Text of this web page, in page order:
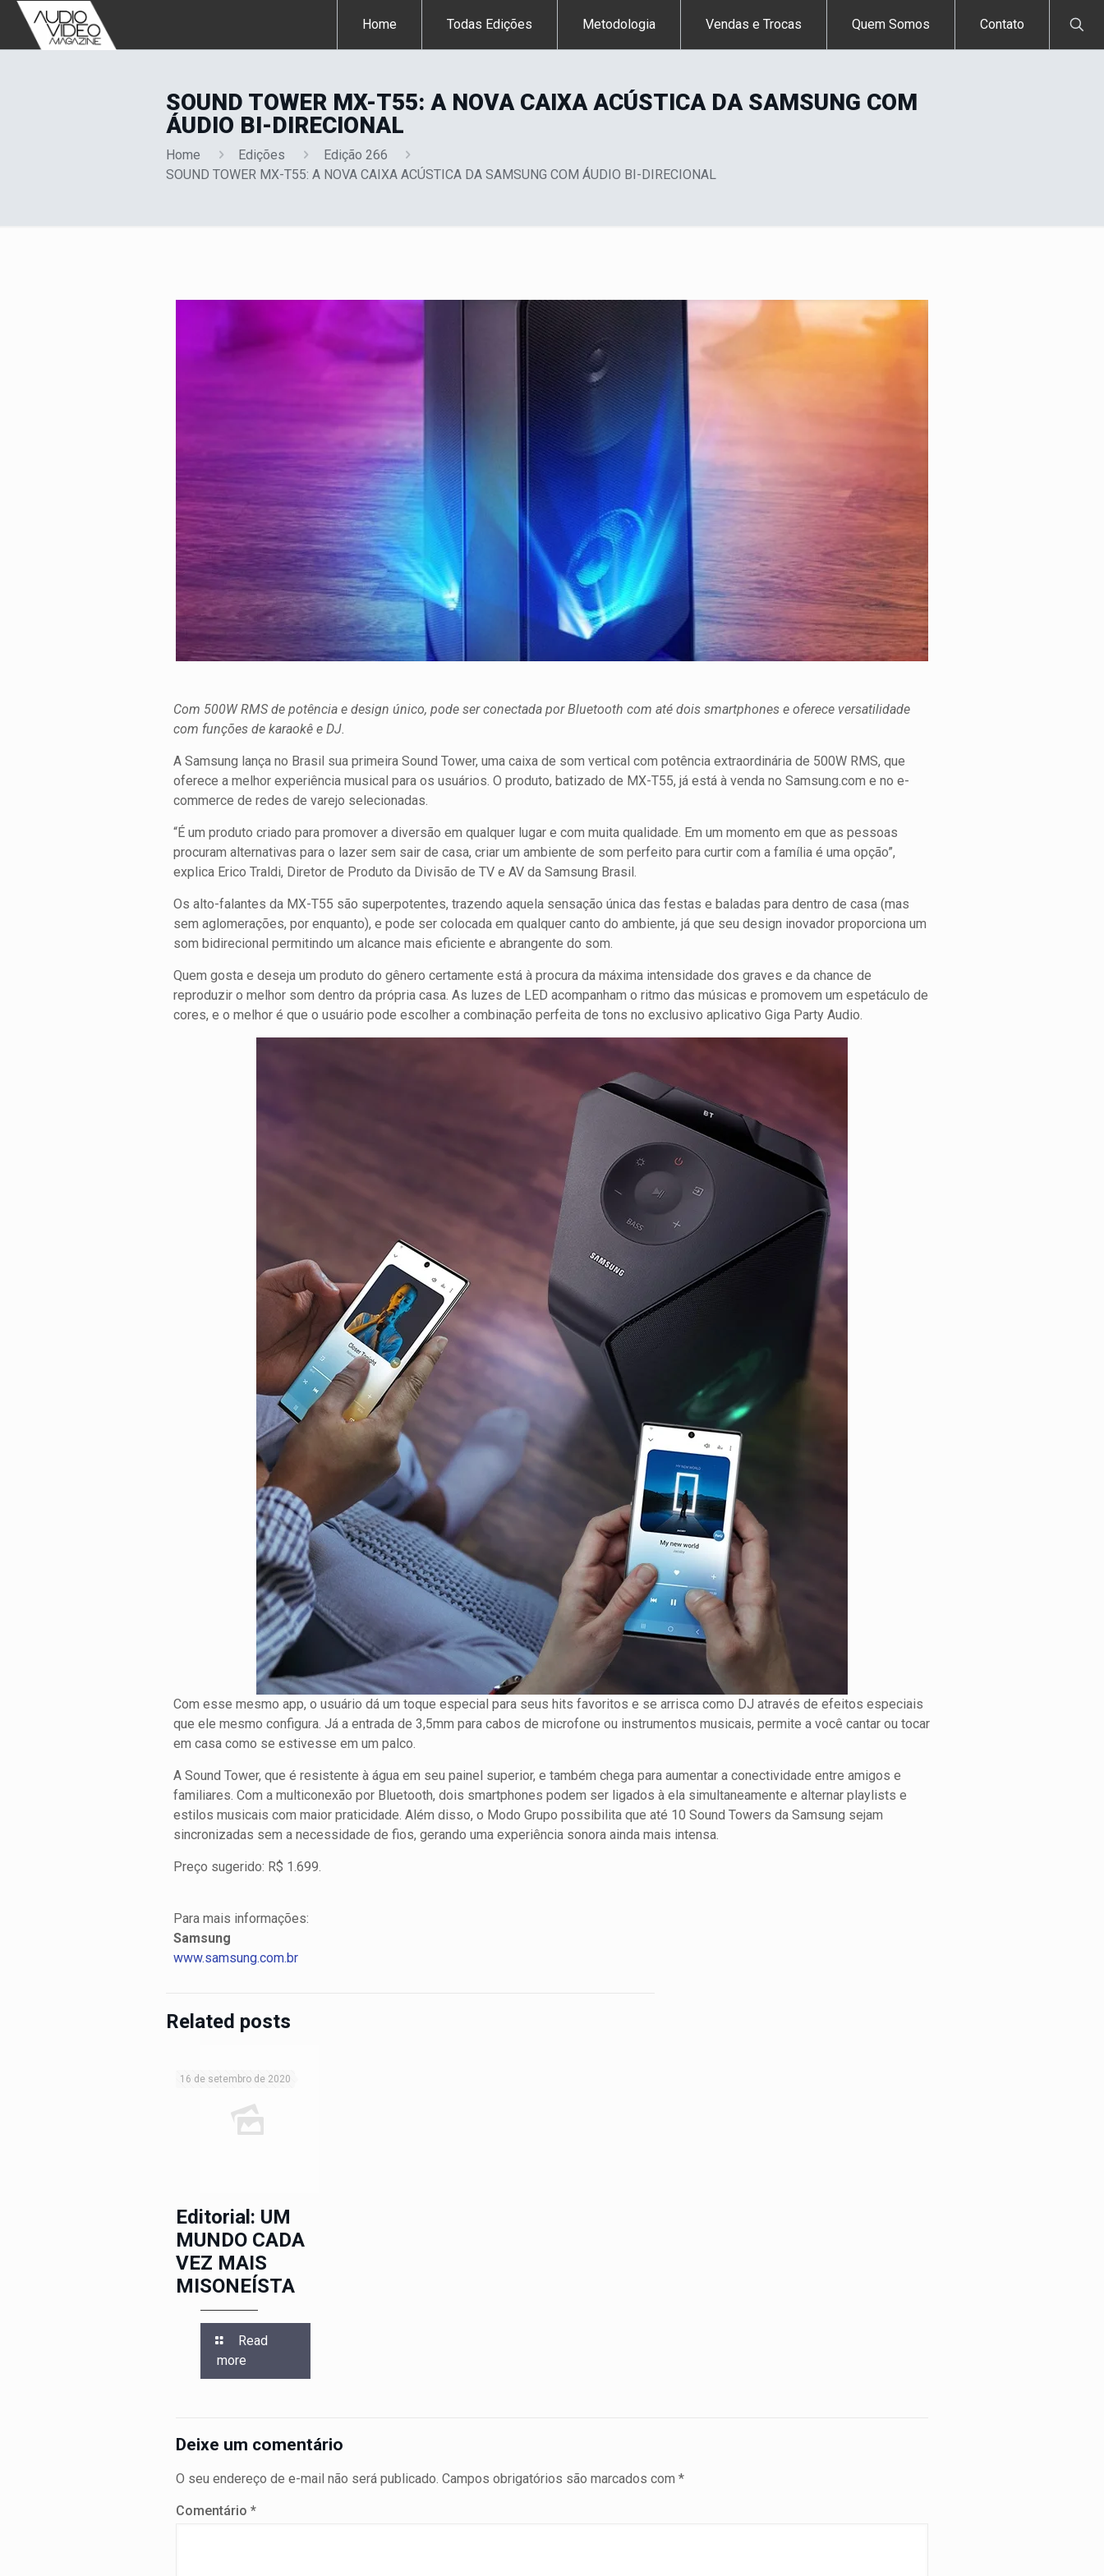
Home Todas Edições Metodologia Vendas e Trocas Quem Somos Contato
SOUND TOWER MX-T55: A NOVA CAIXA ACÚSTICA DA SAMSUNG COM
ÁUDIO BI-DIRECIONAL
Home Edições
Edição 266
SOUND TOWER MX-T55: A NOVA CAIXA ACÚSTICA DA SAMSUNG COM ÁUDIO BI-DIRECIONAL
Com 500W RMS de potência e design único, pode ser conectada por Bluetooth com até dois smartphones e oferece versatilidade
com funções de karaokê e DJ.
A Samsung lança no Brasil sua primeira Sound Tower, uma caixa de som vertical com potência extraordinária de 500W RMS, que
oferece a melhor experiência musical para os usuários. O produto, batizado de MX-T55, já está à venda no Samsung.com e no e-
commerce de redes de varejo selecionadas.
“É um produto criado para promover a diversão em qualquer lugar e com muita qualidade. Em um momento em que as pessoas
procuram alternativas para o lazer sem sair de casa, criar um ambiente de som perfeito para curtir com a família é uma opção”,
explica Erico Traldi, Diretor de Produto da Divisão de TV e AV da Samsung Brasil.
Os alto-falantes da MX-T55 são superpotentes, trazendo aquela sensação única das festas e baladas para dentro de casa (mas
sem aglomerações, por enquanto), e pode ser colocada em qualquer canto do ambiente, já que seu design inovador proporciona um
som bidirecional permitindo um alcance mais eficiente e abrangente do som.
Quem gosta e deseja um produto do gênero certamente está à procura da máxima intensidade dos graves e da chance de
reproduzir o melhor som dentro da própria casa. As luzes de LED acompanham o ritmo das músicas e promovem um espetáculo de
cores, e o melhor é que o usuário pode escolher a combinação perfeita de tons no exclusivo aplicativo Giga Party Audio.
Com esse mesmo app, o usuário dá um toque especial para seus hits favoritos e se arrisca como DJ através de efeitos especiais
que ele mesmo configura. Já a entrada de 3,5mm para cabos de microfone ou instrumentos musicais, permite a você cantar ou tocar
em casa como se estivesse em um palco.
A Sound Tower, que é resistente à água em seu painel superior, e também chega para aumentar a conectividade entre amigos e
familiares. Com a multiconexão por Bluetooth, dois smartphones podem ser ligados à ela simultaneamente e alternar playlists e
estilos musicais com maior praticidade. Além disso, o Modo Grupo possibilita que até 10 Sound Towers da Samsung sejam
sincronizadas sem a necessidade de fios, gerando uma experiência sonora ainda mais intensa.
Preço sugerido: R$ 1.699.
Para mais informações:
Samsung
www.samsung.com.br
Related posts
16 de setembro de 2020
Editorial: UM
MUNDO CADA
VEZ MAIS
MISONEÍSTA
Read
more
Deixe um comentário
O seu endereço de e-mail não será publicado. Campos obrigatórios são marcados com *
Comentário *